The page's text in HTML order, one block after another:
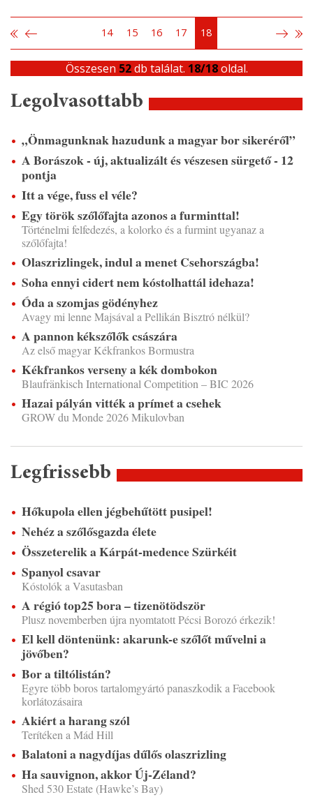
14 15 16 17 18
Összesen 52db találat. 18/18oldal.
Legolvasottabb
„Önmagunknak hazudunk a magyar bor sikeréről”
A Borászok - új, aktualizált és vészesen sürgető - 12
pontja
Itt a vége, fuss el véle?
Egy török szőlőfajta azonos a furminttal!
Történelmi felfedezés, a kolorko és a furmint ugyanaz a
szőlőfajta!
Olaszrizlingek, indul a menet Csehországba!
Soha ennyi cidert nem kóstolhattál idehaza!
Óda a szomjas gödényhez
Avagy mi lenne Majsával a Pellikán Bisztró nélkül?
A pannon kékszőlők császára
Az első magyar Kékfrankos Bormustra
Kékfrankos verseny a kék dombokon
Blaufränkisch International Competition – BIC 2026
Hazai pályán vitték a prímet a csehek
GROW du Monde 2026 Mikulovban
Legfrissebb
Hőkupola ellen jégbehűtött pusipel!
Nehéz a szőlősgazda élete
Összeterelik a Kárpát-medence Szürkéit
Spanyol csavar
Kóstolók a Vasutasban
A régió top25 bora – tizenötödször
Plusz novemberben újra nyomtatott Pécsi Borozó érkezik!
El kell döntenünk: akarunk-e szőlőt művelni a
jövőben?
Bor a tiltólistán?
Egyre több boros tartalomgyártó panaszkodik a Facebook
korlátozásaira
Akiért a harang szól
Terítéken a Mád Hill
Balatoni a nagydíjas dűlős olaszrizling
Ha sauvignon, akkor Új-Zéland?
Shed 530 Estate (Hawke’s Bay)